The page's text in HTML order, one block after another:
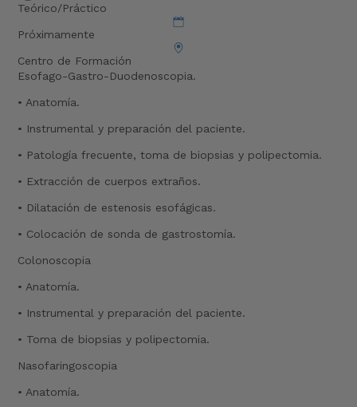
Teórico/Práctico
Próximamente
Centro de Formación
Esofago-Gastro-Duodenoscopia.
• Anatomía.
• Instrumental y preparación del paciente.
• Patología frecuente, toma de biopsias y polipectomia.
• Extracción de cuerpos extraños.
• Dilatación de estenosis esofágicas.
• Colocación de sonda de gastrostomía.
Colonoscopia
• Anatomía.
• Instrumental y preparación del paciente.
• Toma de biopsias y polipectomia.
Nasofaringoscopia
• Anatomía.